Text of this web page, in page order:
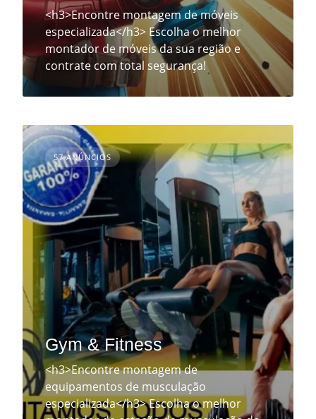
<h3>Encontre montagem de móveis
especializada</h3> Escolha o melhor
montador de móveis da sua região e
contrate com total segurança!
57 ANÚNCIOS
Gym & Fitness
<h3>Encontre montagem de
equipamentos de musculação
especializada</h3> Escolha o melhor